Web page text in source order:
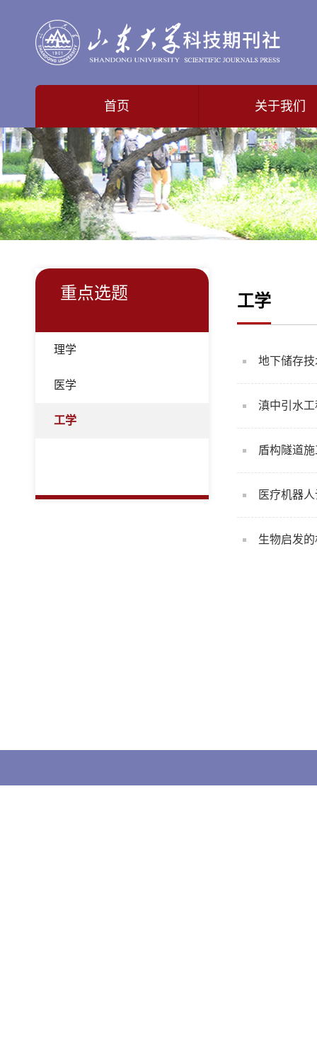
首页 关于我们
重点选题
理学
医学
工学
工学
地下储存技
滇中引水
盾构隧道
医疗机器
生物启发